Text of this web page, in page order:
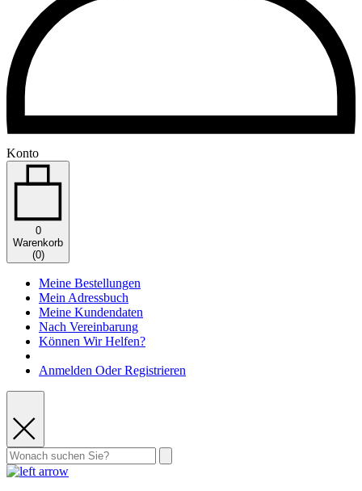
Konto
0
Warenkorb
(0)
Meine Bestellungen
Mein Adressbuch
Meine Kundendaten
Nach Vereinbarung
Können Wir Helfen?
Anmelden Oder Registrieren